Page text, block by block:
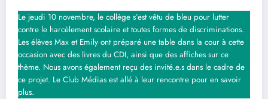
Le jeudi 10 novembre, le collège s’est vêtu de bleu pour lutter
contre le harcèlement scolaire et toutes formes de discriminations.
Les élèves Max et Emily ont préparé une table dans la cour à cette
occasion avec des livres du CDI, ainsi que des affiches sur ce
thème. Nous avons également reçu des invité.e.s dans le cadre de
ce projet. Le Club Médias est allé à leur rencontre pour en savoir
plus.